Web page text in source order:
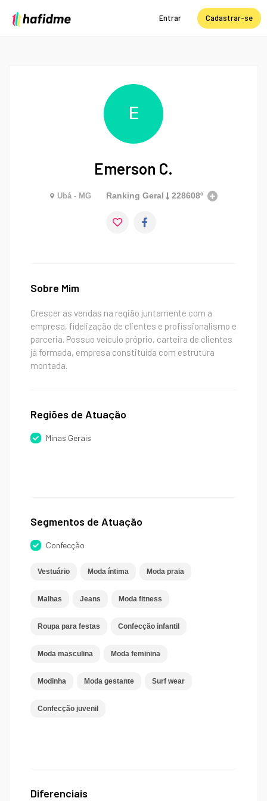
Entrar Cadastrar-se
E
Emerson C.
Ubá - MG Ranking Geral 228608º
Sobre Mim
Crescer as vendas na região juntamente com a
empresa, fidelização de clientes e profissionalismo e
parceria. Possuo veículo próprio, carteira de clientes
já formada, empresa constituída com estrutura
montada.
Regiões de Atuação
Minas Gerais
Segmentos de Atuação
Confecção
Vestuário Moda íntima Moda praia
Malhas Jeans Moda fitness
Roupa para festas Confecção infantil
Moda masculina Moda feminina
Modinha Moda gestante Surf wear
Confecção juvenil
Diferenciais